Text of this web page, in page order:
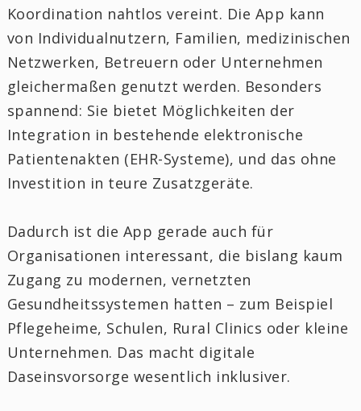
Koordination nahtlos vereint. Die App kann
von Individualnutzern, Familien, medizinischen
Netzwerken, Betreuern oder Unternehmen
gleichermaßen genutzt werden. Besonders
spannend: Sie bietet Möglichkeiten der
Integration in bestehende elektronische
Patientenakten (EHR-Systeme), und das ohne
Investition in teure Zusatzgeräte.
Dadurch ist die App gerade auch für
Organisationen interessant, die bislang kaum
Zugang zu modernen, vernetzten
Gesundheitssystemen hatten – zum Beispiel
Pflegeheime, Schulen, Rural Clinics oder kleine
Unternehmen. Das macht digitale
Daseinsvorsorge wesentlich inklusiver.